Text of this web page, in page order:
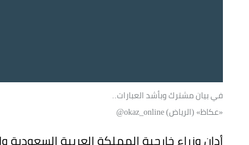
في بيان مشترك وبأشد العبارات..
«عكاظ» (الرياض) okaz_online@
أدان وزراء خارجية المملكة العربية السعودية